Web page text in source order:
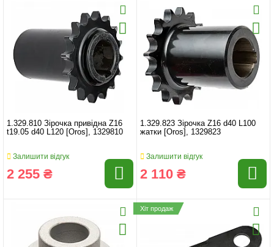
1.329.810 Зірочка привідна Z16
t19.05 d40 L120 [Oros], 1329810
Залишити відгук
2 255 ₴
1.329.823 Зірочка Z16 d40 L100
жатки [Oros], 1329823
Залишити відгук
2 110 ₴
Хіт продаж